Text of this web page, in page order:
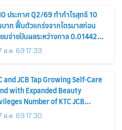
ประกาศ Q2/69 ทำกำไรสุทธิ 10
าท ฟื้นตัวแกร่งจากไตรมาสก่อน
มจ่ายปันผลระหว่างกาล 0.014423
อหุ้น ครึ่งปีหลังมุ่งเติบโตต่อเนื่อง
ส.ค. 69 17:33
and JCB Tap Growing Self-Care
with Expanded Beauty
Number of KTC JCB
Spending on
Rises 26%
ส.ค. 69 17:30